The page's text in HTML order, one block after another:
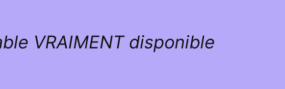
VRAIMENT disponible